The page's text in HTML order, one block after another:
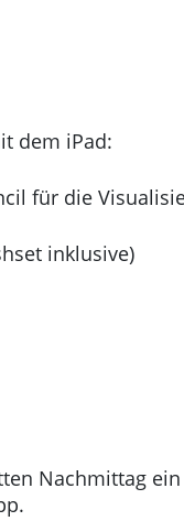
dem iPad:
für die
inklusive)
Nachmittag